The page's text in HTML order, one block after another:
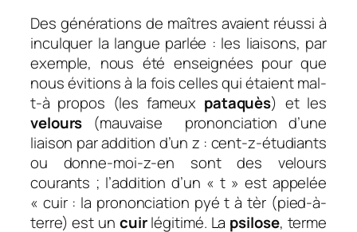
Des générations de maîtres avaient réussi à
inculquer la langue parlée : les liaisons, par
exemple, nous été enseignées pour que
nous évitions à la fois celles qui étaient mal-
t-à propos (les fameux pataquès) et les
velours (mauvaise prononciation d’une
liaison par addition d’un z : cent-z-étudiants
ou donne-moi-z-en sont des velours
courants ; l’addition d’un « t » est appelée
« cuir : la prononciation pyé t à tèr (pied-à-
terre) est un cuirlégitimé. La psilose, terme